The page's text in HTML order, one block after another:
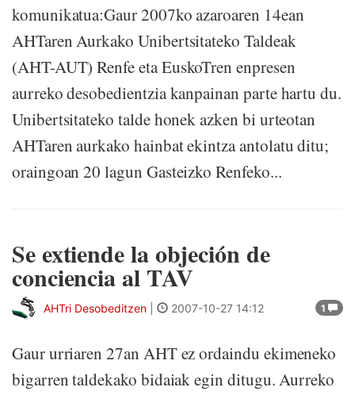
komunikatua:Gaur 2007ko azaroaren 14ean
AHTaren Aurkako Unibertsitateko Taldeak
(AHT-AUT) Renfe eta EuskoTren enpresen
aurreko desobedientzia kanpainan parte hartu du.
Unibertsitateko talde honek azken bi urteotan
AHTaren aurkako hainbat ekintza antolatu ditu;
oraingoan 20 lagun Gasteizko Renfeko...
Se extiende la objeción de
conciencia al TAV
1
AHTri Desobeditzen 2007-10-27 14:12
Gaur urriaren 27an AHT ez ordaindu ekimeneko
bigarren taldekako bidaiak egin ditugu. Aurreko